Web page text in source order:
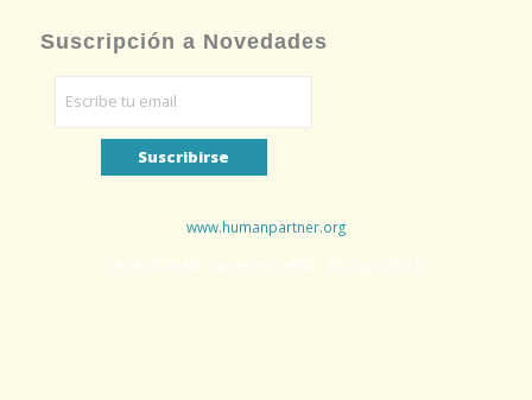
Suscripción a Novedades
www.humanpartner.org